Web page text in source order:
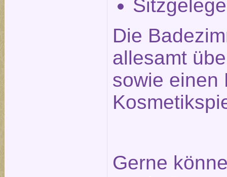
Die
allesamt
sowie einen
Gerne